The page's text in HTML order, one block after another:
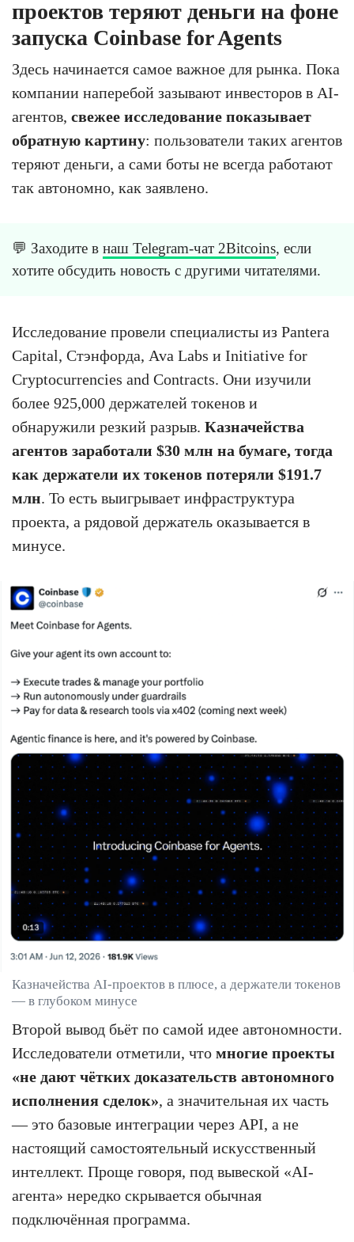
проектов теряют деньги на фоне
запуска Coinbase for Agents
Здесь начинается самое важное для рынка. Пока
компании наперебой зазывают инвесторов в AI-
агентов, свежее исследование показывает
обратную картину: пользователи таких агентов
теряют деньги, а сами боты не всегда работают
так автономно, как заявлено.
💬 Заходите в наш Telegram-чат 2Bitcoins, если
хотите обсудить новость с другими читателями.
Исследование провели специалисты из Pantera
Capital, Стэнфорда, Ava Labs и Initiative for
Cryptocurrencies and Contracts. Они изучили
более 925,000 держателей токенов и
обнаружили резкий разрыв. Казначейства
агентов заработали $30 млн на бумаге, тогда
как держатели их токенов потеряли $191.7
млн. То есть выигрывает инфраструктура
проекта, а рядовой держатель оказывается в
минусе.
Казначейства AI-проектов в плюсе, а держатели токенов
— в глубоком минусе
Второй вывод бьёт по самой идее автономности.
Исследователи отметили, что многие проекты
«не дают чётких доказательств автономного
исполнения сделок», а значительная их часть
— это базовые интеграции через API, а не
настоящий самостоятельный искусственный
интеллект. Проще говоря, под вывеской «AI-
агента» нередко скрывается обычная
подключённая программа.